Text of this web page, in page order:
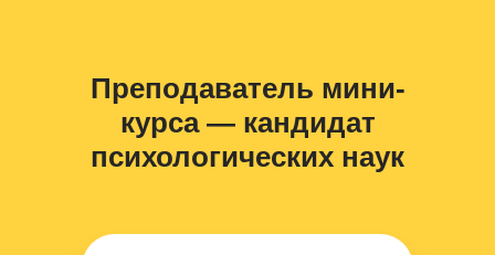
Преподаватель мини-
курса — кандидат
психологических наук